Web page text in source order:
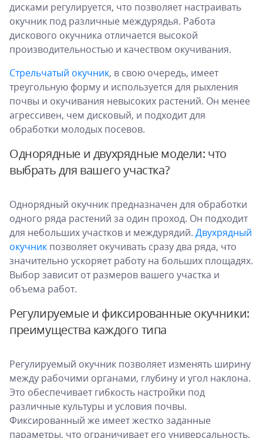
дисками регулируется, что позволяет настраивать
окучник под различные междурядья. Работа
дискового окучника отличается высокой
производительностью и качеством окучивания.
Стрельчатый окучник, в свою очередь, имеет
треугольную форму и используется для рыхления
почвы и окучивания невысоких растений. Он менее
агрессивен, чем дисковый, и подходит для
обработки молодых посевов.
Однорядные и двухрядные модели: что
выбрать для вашего участка?
Однорядный окучник предназначен для обработки
одного ряда растений за один проход. Он подходит
для небольших участков и междурядий. Двухрядный
окучник позволяет окучивать сразу два ряда, что
значительно ускоряет работу на больших площадях.
Выбор зависит от размеров вашего участка и
объема работ.
Регулируемые и фиксированные окучники:
преимущества каждого типа
Регулируемый окучник позволяет изменять ширину
между рабочими органами, глубину и угол наклона.
Это обеспечивает гибкость настройки под
различные культуры и условия почвы.
Фиксированный же имеет жестко заданные
параметры, что ограничивает его универсальность,